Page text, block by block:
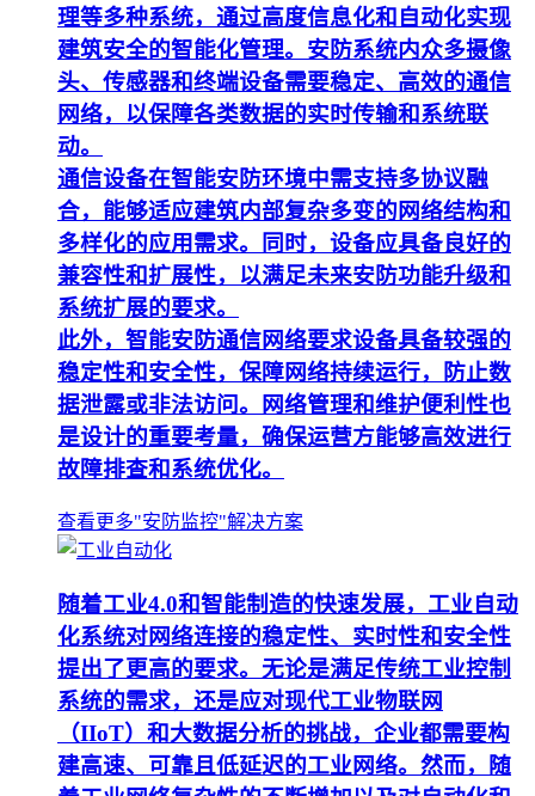
理等多种系统，通过高度信息化和自动化实现
建筑安全的智能化管理。安防系统内众多摄像
头、传感器和终端设备需要稳定、高效的通信
网络，以保障各类数据的实时传输和系统联
动。
通信设备在智能安防环境中需支持多协议融
合，能够适应建筑内部复杂多变的网络结构和
多样化的应用需求。同时，设备应具备良好的
兼容性和扩展性，以满足未来安防功能升级和
系统扩展的要求。
此外，智能安防通信网络要求设备具备较强的
稳定性和安全性，保障网络持续运行，防止数
据泄露或非法访问。网络管理和维护便利性也
是设计的重要考量，确保运营方能够高效进行
故障排查和系统优化。
查看更多"安防监控"解决方案
随着工业4.0和智能制造的快速发展，工业自动
化系统对网络连接的稳定性、实时性和安全性
提出了更高的要求。无论是满足传统工业控制
系统的需求，还是应对现代工业物联网
（IIoT）和大数据分析的挑战，企业都需要构
建高速、可靠且低延迟的工业网络。然而，随